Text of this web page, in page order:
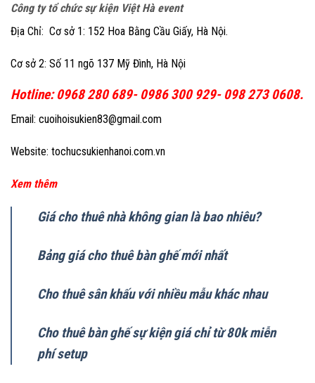
Công ty tổ chức sự kiện Việt Hà event
Địa Chỉ: Cơ sở 1: 152 Hoa Bằng Cầu Giấy, Hà Nội.
Cơ sở 2: Số 11 ngõ 137 Mỹ Đình, Hà Nội
Hotline: 0968 280 689- 0986 300 929- 098 273 0608.
Email: cuoihoisukien83@gmail.com
Website: tochucsukienhanoi.com.vn
Xem thêm
Giá cho thuê nhà không gian là bao nhiêu?
Bảng giá cho thuê bàn ghế mới nhất
Cho thuê sân khấu với nhiều mẫu khác nhau
Cho thuê bàn ghế sự kiện giá chỉ từ 80k miễn
phí setup